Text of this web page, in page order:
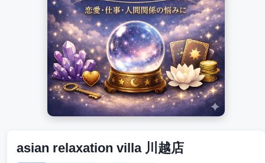
asian relaxation villa 川越店